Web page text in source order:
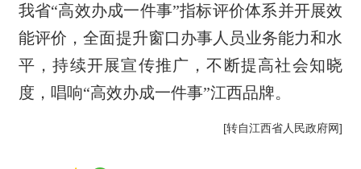
我省“高效办成一件事”指标评价体系并开展效
能评价，全面提升窗口办事人员业务能力和水
平，持续开展宣传推广，不断提高社会知晓
度，唱响“高效办成一件事”江西品牌。
[转自江西省人民政府网]